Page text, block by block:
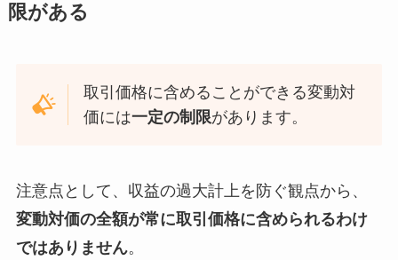
限がある
取引価格に含めることができる変動対
価には一定の制限があります。
注意点として、収益の過大計上を防ぐ観点から、
変動対価の全額が常に取引価格に含められるわけ
ではありません。